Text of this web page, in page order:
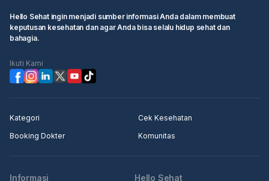
Hello Sehat ingin menjadi sumber informasi Anda dalam membuat
keputusan kesehatan dan agar Anda bisa selalu hidup sehat dan
bahagia.
Ikuti Kami
Kategori
Cek Kesehatan
Booking Dokter
Komunitas
Informasi Hello Sehat